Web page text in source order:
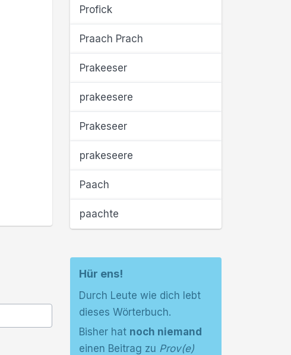
Profick
Praach Prach
Prakeeser
prakeesere
Prakeseer
prakeseere
Paach
paachte
Hür ens!
Durch Leute wie dich lebt
dieses Wörterbuch.
Bisher hat noch niemand
einen Beitrag zu Prov(e)